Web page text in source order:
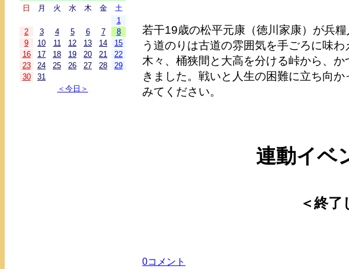
日 月 火 水 木 金
土
1
2
3 4 5 6 7
8
9
10 11 12 13 14
15
16
17 18 19 20 21
22
23
24 25 26 27 28
29
30
31
＜今日＞
若干19歳の松平元康（徳川家康）が兵
う道のりは古道の雰囲気を手ごろに味
木々、桶狭間と大高を分ける峠から、
きました。戦いと人生の困難に立ち向
みてください。
連動イベ
＜終了
0コメント